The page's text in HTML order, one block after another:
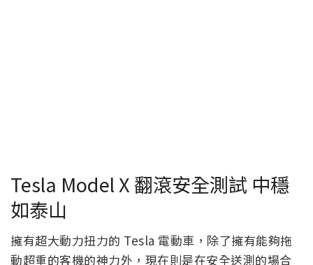
Tesla Model X 翻滾安全測試 中穩
如泰山
擁有超大動力扭力的 Tesla 電動車，除了擁有能夠拖
動超重的客機的神力外，現在則是在安全送測的場合